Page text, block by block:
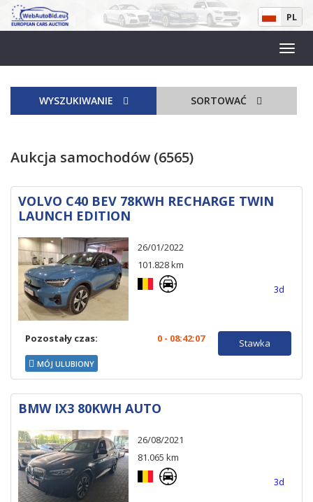
PL
WYSZUKIWANIE SORTOWAĆ
Aukcja samochodów (6565)
VOLVO C40 BEV 78KWH RECHARGE TWIN
LAUNCH EDITION
26/01/2022
101.828 km
3d
Pozostały czas: 0 - 08:42:06
MÓJ ULUBIONY
Stawka
BMW IX3 80KWH AUTO
26/08/2021
81.065 km
3d